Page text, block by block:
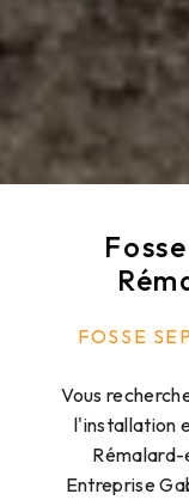
FOSSE
Vous
l'installation
Rémalard-
Entreprise